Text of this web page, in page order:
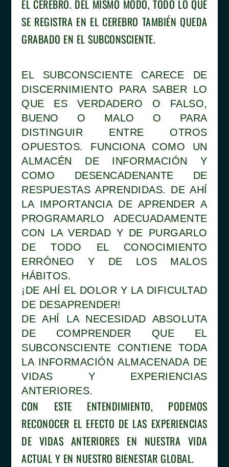
EL CEREBRO. DEL MISMO MODO, TODO LO QUE
SE REGISTRA EN EL CEREBRO TAMBIÉN QUEDA
GRABADO EN EL SUBCONSCIENTE.
EL SUBCONSCIENTE CARECE DE
DISCERNIMIENTO PARA SABER LO
QUE ES VERDADERO O FALSO,
BUENO O MALO O PARA
DISTINGUIR ENTRE OTROS
OPUESTOS. FUNCIONA COMO UN
ALMACÉN DE INFORMACIÓN Y
COMO DESENCADENANTE DE
RESPUESTAS APRENDIDAS. DE AHÍ
LA IMPORTANCIA DE APRENDER A
PROGRAMARLO ADECUADAMENTE
CON LA VERDAD Y DE PURGARLO
DE TODO EL CONOCIMIENTO
ERRÓNEO Y DE LOS MALOS
HÁBITOS.
¡DE AHÍ EL DOLOR Y LA DIFICULTAD
DE DESAPRENDER!
DE AHÍ LA NECESIDAD ABSOLUTA
DE COMPRENDER QUE EL
SUBCONSCIENTE CONTIENE TODA
LA INFORMACIÓN ALMACENADA DE
VIDAS Y EXPERIENCIAS
ANTERIORES.
CON ESTE ENTENDIMIENTO, PODEMOS
RECONOCER EL EFECTO DE LAS EXPERIENCIAS
DE VIDAS ANTERIORES EN NUESTRA VIDA
ACTUAL Y EN NUESTRO BIENESTAR GLOBAL.